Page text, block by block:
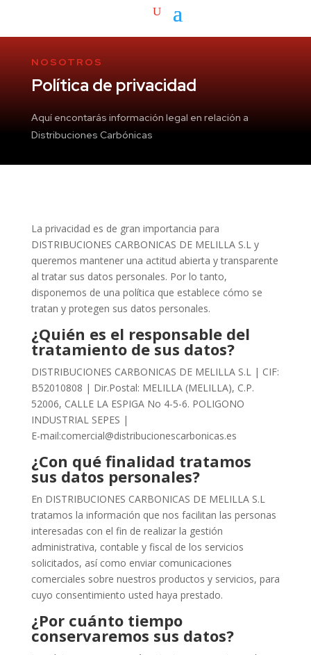
NOSOTROS
Política de privacidad
Aquí encontarás información legal en relación a
Distribuciones Carbónicas
La privacidad es de gran importancia para
DISTRIBUCIONES CARBONICAS DE MELILLA S.L y
queremos mantener una actitud abierta y transparente
al tratar sus datos personales. Por lo tanto,
disponemos de una política que establece cómo se
tratan y protegen sus datos personales.
¿Quién es el responsable del
tratamiento de sus datos?
DISTRIBUCIONES CARBONICAS DE MELILLA S.L | CIF:
B52010808 | Dir.Postal: MELILLA (MELILLA), C.P.
52006, CALLE LA ESPIGA No 4-5-6. POLIGONO
INDUSTRIAL SEPES |
E-mail:comercial@distribucionescarbonicas.es
¿Con qué finalidad tratamos
sus datos personales?
En DISTRIBUCIONES CARBONICAS DE MELILLA S.L
tratamos la información que nos facilitan las personas
interesadas con el fin de realizar la gestión
administrativa, contable y fiscal de los servicios
solicitados, así como enviar comunicaciones
comerciales sobre nuestros productos y servicios, para
cuyo consentimiento usted haya prestado.
¿Por cuánto tiempo
conservaremos sus datos?